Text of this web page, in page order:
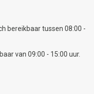
bereikbaar tussen 08:00 -
van 09:00 - 15:00 uur.